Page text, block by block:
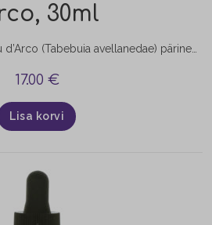
30ml
Sipelgapuu koor ehk Pau d’Arco (Tabebuia avellanedae) pärineb Brasiiliast ja peamiselt kasvab puu Kesk- ja Lõuna-Ameerikas. Selle taime kasulikke omadusi teavad hästi Peruu ja Mehhiko põliselanikud, kes nimetavad seda “jumalikuks puuks”. Sipelgapuu koor sisaldab erinevaid mineraalaineid ja vitamiine - fosfor, kroom, kaltsium, raud, jood, tsink, mangaan, magneesium, boor Sipelgapuu koore ekstrakt sobib kasutada immuunsüsteemi hoidmiseks. Toode sobib hästi ka lastele (al.…
17.00 €
Lisa korvi